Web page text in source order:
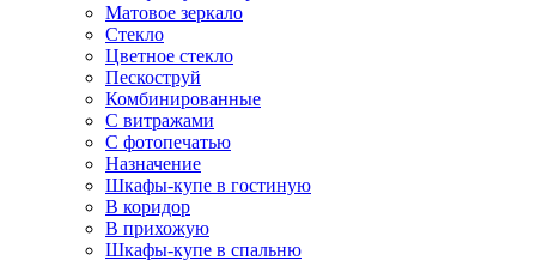
Матовое зеркало
Стекло
Цветное стекло
Пескоструй
Комбинированные
С витражами
С фотопечатью
Назначение
Шкафы-купе в гостиную
В коридор
В прихожую
Шкафы-купе в спальню